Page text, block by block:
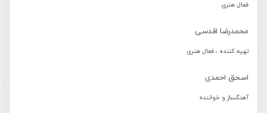
فعال هنری
محمدرضا اقدسی
تهیه کننده ، فعال هنری
اسحق احمدی
آهنگساز و خواننده